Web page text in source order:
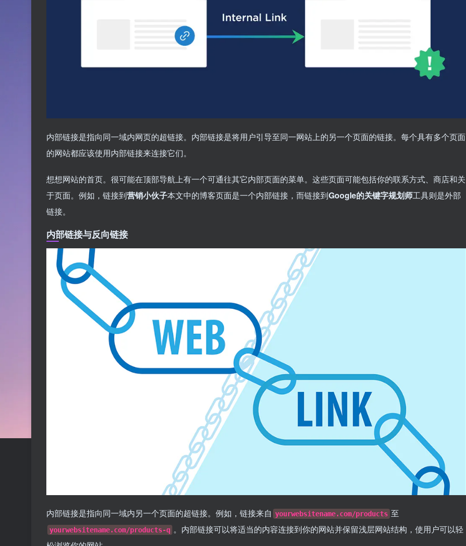
内部链接是指向同一域内网页的超链接。内部链接是将用户引导至同一网站上的另一个页面的链接。每个具有多个页面
的网站都应该使用内部链接来连接它们。
想想网站的首页。很可能在顶部导航上有一个可通往其它内部页面的菜单。这些页面可能包括你的联系方式、商店和关
于页面。例如，链接到营销小伙子本文中的博客页面是一个内部链接，而链接到Google的关键字规划师工具则是外部
链接。
内部链接与反向链接
内部链接是指向同一域内另一个页面的超链接。例如，链接来自 yourwebsitename.com/products 至
yourwebsitename.com/products-q 。内部链接可以将适当的内容连接到你的网站并保留浅层网站结构，使用户可以轻